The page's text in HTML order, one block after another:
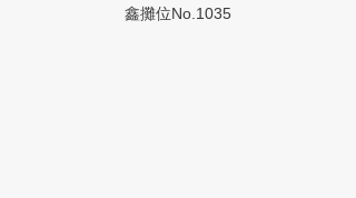
鑫攤位No.1035